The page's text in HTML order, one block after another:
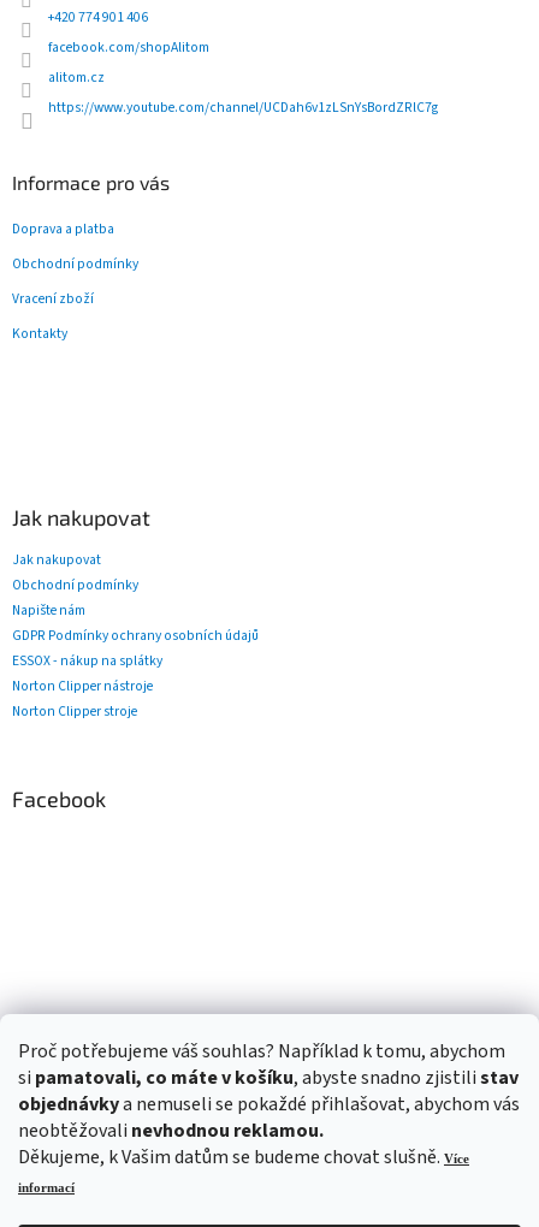
Proč potřebujeme váš souhlas? Například k tomu, abychom
si pamatovali, co máte v košíku, abyste snadno zjistilistav
objednávkya nemuseli se pokaždé přihlašovat, abychom vás
neobtěžovali nevhodnou reklamou.
Děkujeme, k Vašim datům se budeme chovat slušně. Více
informací
+420 774 901 406
facebook.com/shopAlitom
alitom.cz
https://www.youtube.com/channel/UCDah6v1zLSnYsBordZRlC7g
Informace pro vás
Doprava a platba
Obchodní podmínky
Vracení zboží
Kontakty
Jak nakupovat
Jak nakupovat
Obchodní podmínky
Napište nám
GDPR Podmínky ochrany osobních údajů
ESSOX - nákup na splátky
Norton Clipper nástroje
Norton Clipper stroje
Facebook